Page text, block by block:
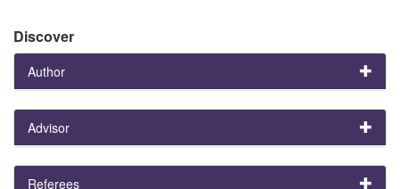
Discover
Author
Advisor
Referees